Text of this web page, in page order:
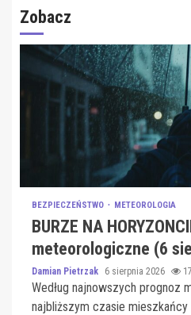
Zobacz
BEZPIECZEŃSTWO METEOROLOGIA
BURZE NA
meteorologiczne (6
Damian Pietrzak 6 sierpnia 2026 17
Według najnowszych prognoz
najbliższym czasie